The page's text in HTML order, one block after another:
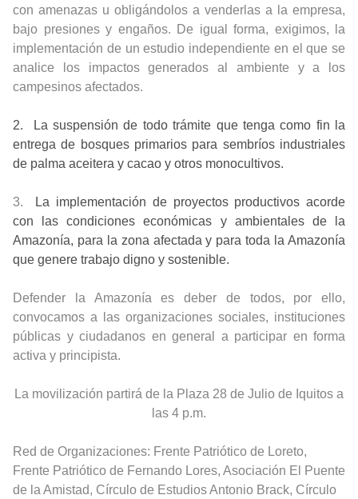
con amenazas u obligándolos a venderlas a la empresa,
bajo presiones y engaños. De igual forma, exigimos, la
implementación de un estudio independiente en el que se
analice los impactos generados al ambiente y a los
campesinos afectados.
2.
La suspensión de todo trámite que tenga como fin la
entrega de bosques primarios para sembríos industriales
de palma aceitera y cacao y otros monocultivos.
3.
La implementación de proyectos productivos acorde
con las condiciones económicas y ambientales de la
Amazonía, para la zona afectada y para toda la Amazonía
que genere trabajo digno y sostenible.
Defender la Amazonía es deber de todos, por ello,
convocamos a las organizaciones sociales, instituciones
públicas y ciudadanos en general a participar en forma
activa y principista.
La movilización partirá de la Plaza 28 de Julio de Iquitos a
las 4 p.m.
Red de Organizaciones: Frente Patriótico de Loreto,
Frente Patriótico de Fernando Lores, Asociación El Puente
de la Amistad, Círculo de Estudios Antonio Brack, Círculo